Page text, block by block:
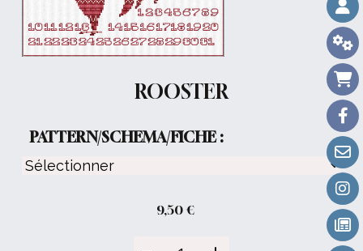
ROOSTER
PATTERN/SCHEMA/FICHE :
9,50 €